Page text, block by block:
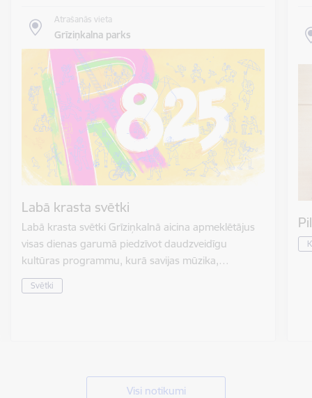
Atrašanās vieta
Grīziņkalna parks
Labā krasta svētki
Labā krasta svētki Grīziņkalnā aicina apmeklētājus
visas dienas garumā piedzīvot daudzveidīgu
kultūras programmu, kurā savijas mūzika,…
Svētki
Visi notikumi